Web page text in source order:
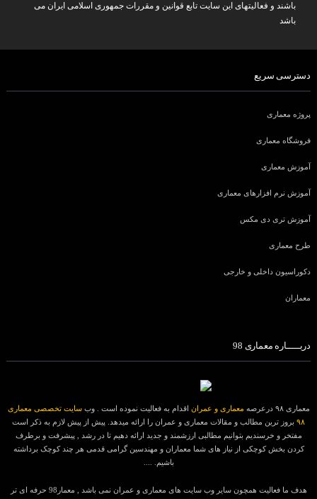
باشند و فعالیتهای این سایت تابع قوانین و مقررات جمهوری اسلامی ایران می
باشد
دسترسی سریع
پروژه معماری
فروشگاه معماری
آموزش معماری
آموزش نرم افزارهای معماری
آموزش تری دی مکس
طرح معماری
دکوراسیون داخلی و خارجی
معماران
دربـــــاره معماری 98
معماری ۹۸ درعرصه معماری و عمران اقدام به فعالیت نموده است . وبسایت تخصصی معماری
۹۸ بروز ترین مطالب و مقالات معماری و عمران را ارائه میدهد. پیش از پیش لازم به ذکر است
مفتخر و خرسندیم بتوانیم مطالبی ارزشمند و جدید ارائه دهیم تا در رشد , پیشرفت و برطرف
کردن بخش کوچکی از نیاز های شما معماران و مهندسین گرامی قدمی هر چند کوچک برداشته
باشیم. ....
هدف ما فعالیت همچون سایر وب سایت های معماری و عمران نمی باشد , معمار98 حرفه ای تر